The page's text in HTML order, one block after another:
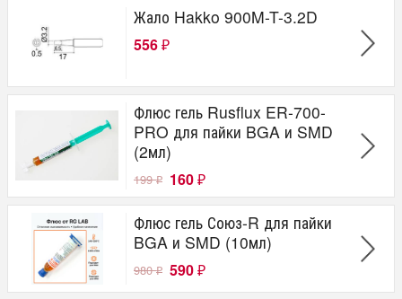
Жало Hakko 900M-T-3.2D
556 ₽
Флюс гель Rusflux ER-700-
PRO для пайки BGA и SMD
(2мл)
199₽ 160 ₽
Флюс гель Союз-R для пайки
BGA и SMD (10мл)
980₽ 590 ₽